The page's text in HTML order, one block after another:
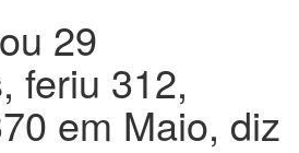
29
feriu 312,
em Maio, diz